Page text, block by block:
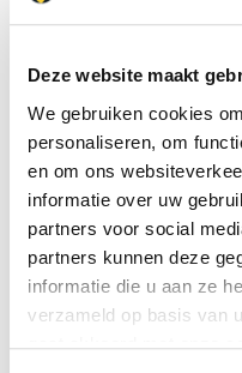
Deze website maakt
We gebruiken cookies
personaliseren, om
en om ons
informatie over uw
partners voor social
partners kunnen deze
informatie die u aan ze
verzameld op basis van
gaat akkoord met onze